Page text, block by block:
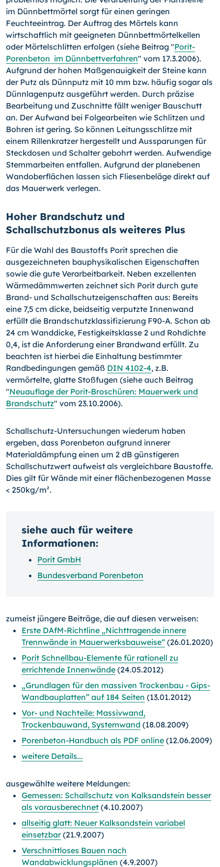
im Dünnbettmörtel sorgt für einen geringen
Feuchteeintrag. Der Auftrag des Mörtels kann
wirtschaftlich mit geeigneten Dünnbettmörtelkellen
oder Mörtelschlitten erfolgen (siehe Beitrag "Porit-
Porenbeton im Dünnbettverfahren" vom 17.3.2006).
Aufgrund der hohen Maßgenauigkeit der Steine kann
der Putz als Dünnputz mit 10 mm bzw. häufig sogar als
Dünnlagenputz ausgeführt werden. Durch präzise
Bearbeitung und Zuschnitte fällt weniger Bauschutt
an. Der Aufwand bei Folgearbeiten wie Schlitzen und
Bohren ist gering. So können Leitungsschlitze mit
einem Rillenkratzer hergestellt und Aussparungen für
Steckdosen und Schalter gebohrt werden. Aufwendige
Stemmarbeiten entfallen. Aufgrund der planebenen
Wandoberflächen lassen sich Fliesenbeläge direkt auf
das Mauerwerk verlegen.
Hoher Brandschutz und
Schallschutzbonus als weiteres Plus
Für die Wahl des Baustoffs Porit sprechen die
ausgezeichneten bauphysikalischen Eigenschaften
sowie die gute Verarbeitbarkeit. Neben exzellenten
Wärmedämmwerten zeichnet sich Porit durch gute
Brand- und Schallschutzeigenschaften aus: Bereits
eine 7,5 cm dicke, beidseitig verputzte Innenwand
erfüllt die Brandschutzklassifizierung F90-A. Schon ab
24 cm Wanddicke, Festigkeitsklasse 2 und Rohdichte
0,4, ist die Anforderung einer Brandwand erfüllt. Zu
beachten ist hierbei die Einhaltung bestimmter
Randbedingungen gemäß DIN 4102-4, z.B.
vermörtelte, glatte Stoßfugen (siehe auch Beitrag
"Neuauflage der Porit-Broschüren: Mauerwerk und
Brandschutz" vom 23.10.2006).
Schallschutz-Untersuchungen wiederum haben
ergeben, dass Porenbeton aufgrund innerer
Materialdämpfung einen um 2 dB günstigeren
Schallschutzwert aufweist als vergleichbare Baustoffe.
Dies gilt für Wände mit einer flächenbezogenen Masse
< 250kg/m².
siehe auch für weitere
Informationen:
Porit GmbH
Bundesverband Porenbeton
zumeist jüngere Beiträge, die auf diesen verweisen:
Erste DAfM-Richtline „Nichttragende innere
Trennwände in Mauerwerksbauweise“ (26.01.2020)
Porit Schnellbau-Elemente für rationell zu
errichtende Innenwände (24.05.2012)
„Grundlagen für den massiven Trockenbau - Gips-
Wandbauplatten” auf 184 Seiten (13.01.2012)
Vor- und Nachteile: Massivwand,
Trockenbauwand, Systemwand (18.08.2009)
Porenbeton-Handbuch als PDF online (12.06.2009)
weitere Details...
ausgewählte weitere Meldungen:
Gemessen: Schallschutz von Kalksandstein besser
als vorausberechnet (4.10.2007)
allseitig glatt: Neuer Kalksandstein variabel
einsetzbar(21.9.2007)
Verschnittloses Bauen nach
Wandabwicklungsplänen (4.9.2007)